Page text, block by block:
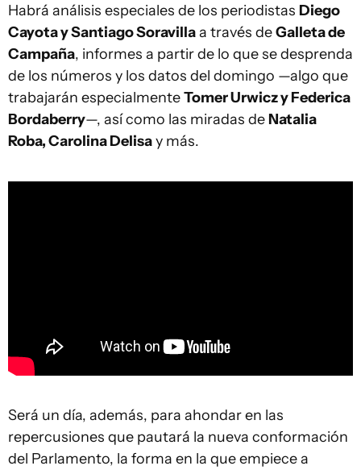
Habrá análisis especiales de los periodistas Diego
Cayota y Santiago Soravillaa través deGalleta de
Campaña, informes a partir de lo que se desprenda
de los números y los datos del domingo —algo que
trabajarán especialmenteTomer Urwicz y Federica
Bordaberry—, así como las miradas de Natalia
Roba, Carolina Delisay más.
Será un día, además, para ahondar en las
repercusiones que pautará la nueva conformación
del Parlamento, la forma en la que empiece a